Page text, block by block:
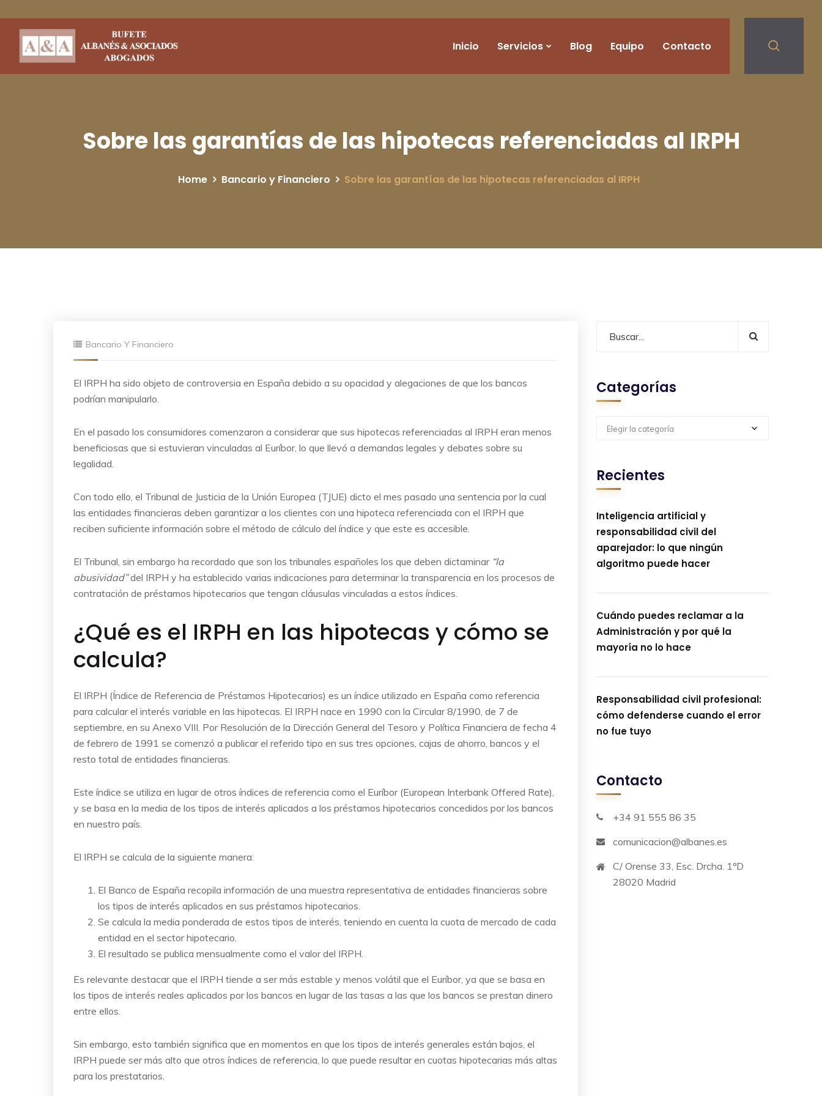
Inicio Servicios Blog Equipo Contacto
Sobre las garantías de las hipotecas referenciadas al IRPH
Home Bancario y Financiero Sobre las garantías de las hipotecas referenciadas al IRPH
Bancario Y Financiero
El IRPH ha sido objeto de controversia en España debido a su opacidad y alegaciones de que los bancos
podrían manipularlo.
En el pasado los consumidores comenzaron a considerar que sus hipotecas referenciadas al IRPH eran menos
beneficiosas que si estuvieran vinculadas al Euríbor, lo que llevó a demandas legales y debates sobre su
legalidad.
Con todo ello, el Tribunal de Justicia de la Unión Europea (TJUE) dicto el mes pasado una sentencia por la cual
las entidades financieras deben garantizar a los clientes con una hipoteca referenciada con el IRPH que
reciben suficiente información sobre el método de cálculo del índice y que este es accesible.
El Tribunal, sin embargo ha recordado que son los tribunales españoles los que deben dictaminar “la
abusividad”del IRPH y ha establecido varias indicaciones para determinar la transparencia en los procesos de
contratación de préstamos hipotecarios que tengan cláusulas vinculadas a estos índices.
¿Qué es el IRPH en las hipotecas y cómo se
calcula?
El IRPH (Índice de Referencia de Préstamos Hipotecarios) es un índice utilizado en España como referencia
para calcular el interés variable en las hipotecas. El IRPH nace en 1990 con la Circular 8/1990, de 7 de
septiembre, en su Anexo VIII. Por Resolución de la Dirección General del Tesoro y Política Financiera de fecha 4
de febrero de 1991 se comenzó a publicar el referido tipo en sus tres opciones, cajas de ahorro, bancos y el
resto total de entidades financieras.
Este índice se utiliza en lugar de otros índices de referencia como el Euríbor (European Interbank Offered Rate),
y se basa en la media de los tipos de interés aplicados a los préstamos hipotecarios concedidos por los bancos
en nuestro país.
El IRPH se calcula de la siguiente manera:
El Banco de España recopila información de una muestra representativa de entidades financieras sobre
los tipos de interés aplicados en sus préstamos hipotecarios.
Se calcula la media ponderada de estos tipos de interés, teniendo en cuenta la cuota de mercado de cada
entidad en el sector hipotecario.
El resultado se publica mensualmente como el valor del IRPH.
Es relevante destacar que el IRPH tiende a ser más estable y menos volátil que el Euríbor, ya que se basa en
los tipos de interés reales aplicados por los bancos en lugar de las tasas a las que los bancos se prestan dinero
entre ellos.
Sin embargo, esto también significa que en momentos en que los tipos de interés generales están bajos, el
IRPH puede ser más alto que otros índices de referencia, lo que puede resultar en cuotas hipotecarias más altas
para los prestatarios.
Categorías
Elegir la categoría
Recientes
Inteligencia artificial y
responsabilidad civil del
aparejador: lo que ningún
algoritmo puede hacer
Cuándo puedes reclamar a la
Administración y por qué la
mayoría no lo hace
Responsabilidad civil profesional:
cómo defenderse cuando el error
no fue tuyo
Contacto
+34 91 555 86 35
comunicacion@albanes.es
C/ Orense 33, Esc. Drcha. 1ºD
28020 Madrid